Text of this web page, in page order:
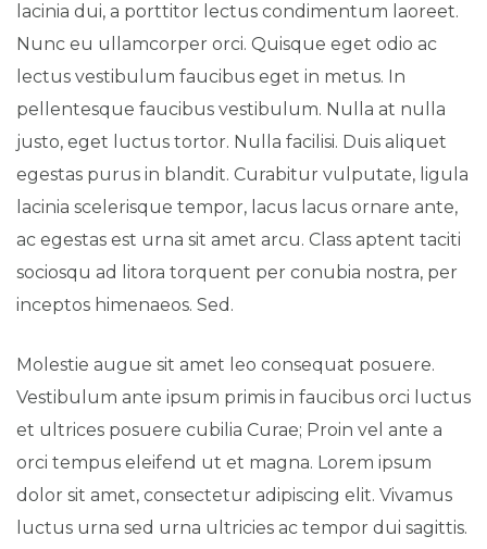
lacinia dui, a porttitor lectus condimentum laoreet.
Nunc eu ullamcorper orci. Quisque eget odio ac
lectus vestibulum faucibus eget in metus. In
pellentesque faucibus vestibulum. Nulla at nulla
justo, eget luctus tortor. Nulla facilisi. Duis aliquet
egestas purus in blandit. Curabitur vulputate, ligula
lacinia scelerisque tempor, lacus lacus ornare ante,
ac egestas est urna sit amet arcu. Class aptent taciti
sociosqu ad litora torquent per conubia nostra, per
inceptos himenaeos. Sed.
Molestie augue sit amet leo consequat posuere.
Vestibulum ante ipsum primis in faucibus orci luctus
et ultrices posuere cubilia Curae; Proin vel ante a
orci tempus eleifend ut et magna. Lorem ipsum
dolor sit amet, consectetur adipiscing elit. Vivamus
luctus urna sed urna ultricies ac tempor dui sagittis.